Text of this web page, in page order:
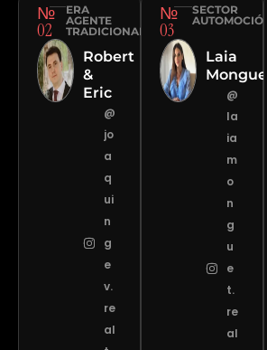
№
02
ERA
AGENTE
TRADICIONAL
Robert
&
Eric
@
jo
a
q
ui
n
g
e
v.
re
al
№
03
SECTOR
AUTOMOCIÓN
Laia
Monguet
@
la
ia
m
o
n
g
u
e
t.
re
al